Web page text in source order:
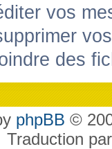
vos
des
phpBB ©
Traduction